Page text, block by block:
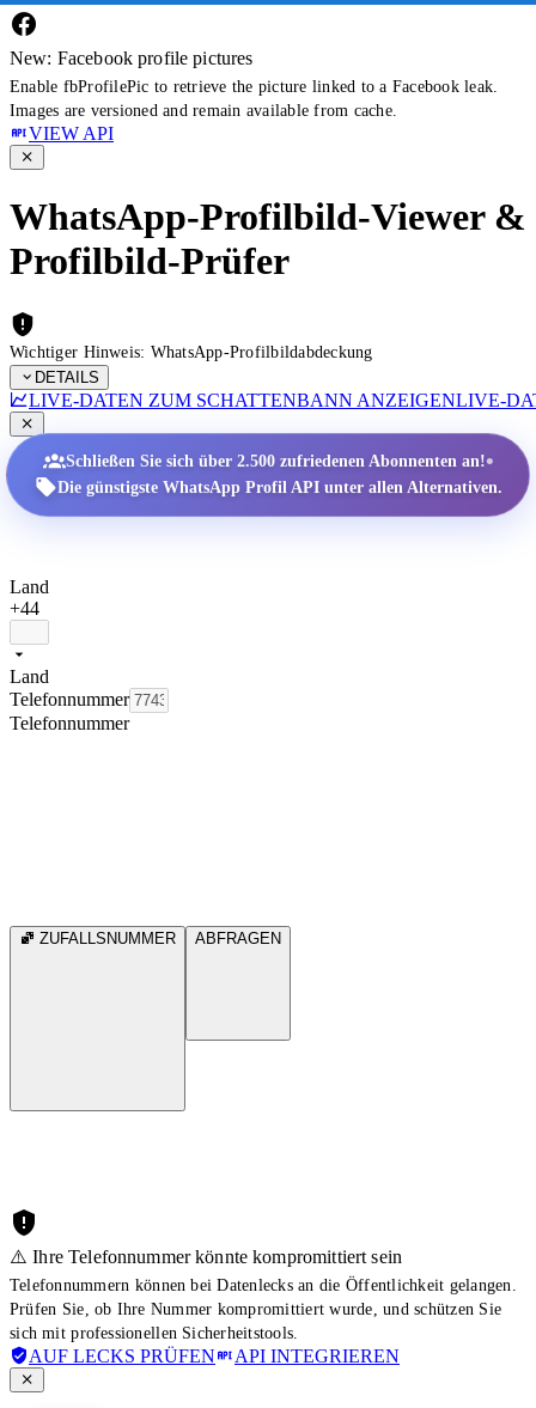
New: Facebook profile pictures
Enable fbProfilePic to retrieve the picture linked to a Facebook leak.
Images are versioned and remain available from cache.
VIEW API
WhatsApp-Profilbild-Viewer &
Profilbild-Prüfer
Wichtiger Hinweis: WhatsApp-Profilbildabdeckung
DETAILS
LIVE-DATEN ZUM SCHATTENBANN ANZEIGENLIVE-
Schließen Sie sich über 2.500 zufriedenen Abonnenten an!•
Die günstigste WhatsApp Profil API unter allen Alternativen.
Land
+44
Land
Telefonnummer
Telefonnummer
ZUFALLSNUMMER ABFRAGEN
⚠️ Ihre Telefonnummer könnte kompromittiert sein
Telefonnummern können bei Datenlecks an die Öffentlichkeit gelangen.
Prüfen Sie, ob Ihre Nummer kompromittiert wurde, und schützen Sie
sich mit professionellen Sicherheitstools.
AUF LECKS PRÜFEN API INTEGRIEREN